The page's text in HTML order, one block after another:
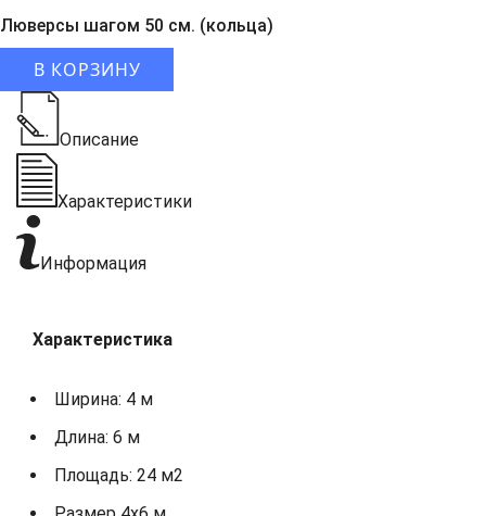
Люверсы шагом 50 см. (кольца)
В КОРЗИНУ
Описание
Характеристики
Информация
Характеристика
Ширина: 4 м
Длина: 6 м
Площадь: 24 м2